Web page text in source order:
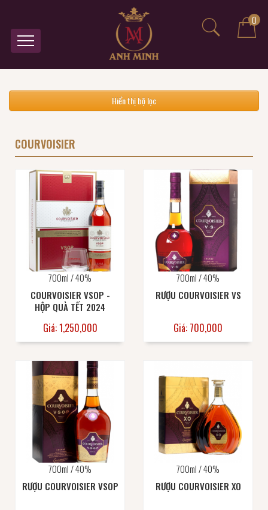
0
Hiển thị bộ lọc
COURVOISIER
700ml / 40%
COURVOISIER VSOP -
HỘP QUÀ TẾT 2024
Giá: 1,250,000
700ml / 40%
RƯỢU COURVOISIER VS
Giá: 700,000
700ml / 40%
RƯỢU COURVOISIER VSOP
700ml / 40%
RƯỢU COURVOISIER XO